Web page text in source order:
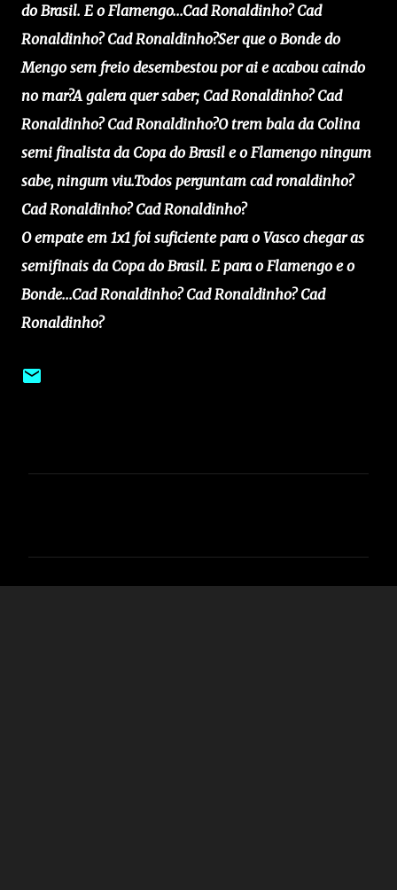
do Brasil. E o Flamengo...Cad Ronaldinho? Cad
Ronaldinho? Cad Ronaldinho?Ser que o Bonde do
Mengo sem freio desembestou por ai e acabou caindo
no mar?A galera quer saber; Cad Ronaldinho? Cad
Ronaldinho? Cad Ronaldinho?O trem bala da Colina
semi finalista da Copa do Brasil e o Flamengo ningum
sabe, ningum viu.Todos perguntam cad ronaldinho?
Cad Ronaldinho? Cad Ronaldinho?
O empate em 1x1 foi suficiente para o Vasco chegar as
semifinais da Copa do Brasil. E para o Flamengo e o
Bonde...Cad Ronaldinho? Cad Ronaldinho? Cad
Ronaldinho?